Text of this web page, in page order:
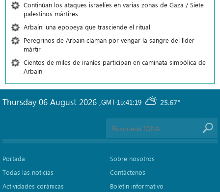
Continúan los ataques israelíes en varias zonas de Gaza / Siete
palestinos mártires
Arbaín: una epopeya que trasciende el ritual
Peregrinos de Arbain claman por vengar la sangre del líder
mártir
Cientos de miles de iraníes participan en caminata simbólica de
Arbaín
GMT-15:41:19 25.67°
Thursday 06 August 2026 ,
Portada
Todas las noticias
Actividades coránicas
Sobre nosotros
Contáctenos
Boletín informativo